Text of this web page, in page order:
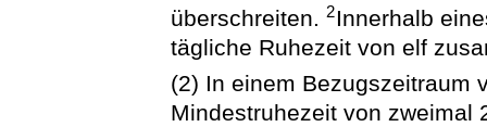
überschreiten.2Innerhalb
tägliche Ruhezeit von elf
(2) In einem Bezugszeitraum
Mindestruhezeit von zweimal